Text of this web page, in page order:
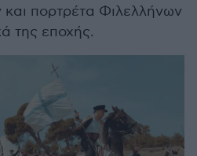
πορτρέτα Φιλελλήνων
της εποχής.